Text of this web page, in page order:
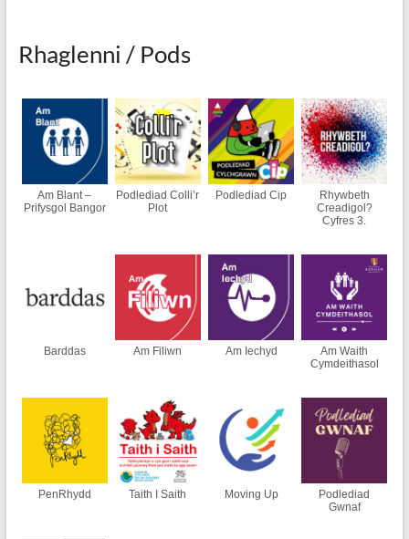
Rhaglenni / Pods
Am Blant –
Prifysgol Bangor
Podlediad Colli’r
Plot
Podlediad Cip
Rhywbeth
Creadigol?
Cyfres 3.
Barddas Am Filiwn Am Iechyd
Am Waith
Cymdeithasol
PenRhydd Taith I Saith Moving Up
Podlediad
Gwnaf